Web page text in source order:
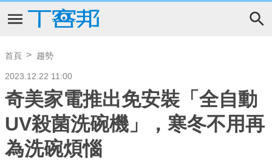
首頁 趨勢
2023.12.22 11:00
奇美家電推出免安裝「全自動
UV殺菌洗碗機」，寒冬不用再
為洗碗煩惱